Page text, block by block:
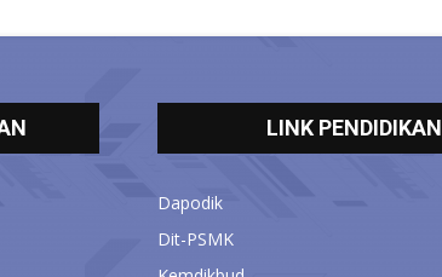
LINK PENDIDIKAN
Dapodik
Dit-PSMK